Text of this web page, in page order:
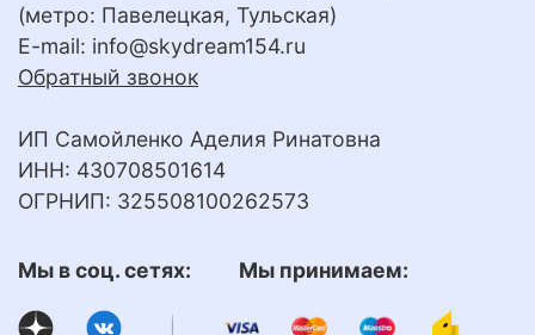
(метро: Павелецкая, Тульская)
E-mail: info@skydream154.ru
Обратный звонок
ИП Самойленко Аделия Ринатовна
ИНН: 430708501614
ОГРНИП: 325508100262573
Мы в соц. сетях: Мы принимаем: